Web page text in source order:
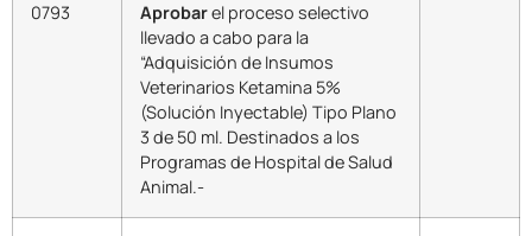
0793 Aprobarel proceso selectivo
llevado a cabo para la
“Adquisición de Insumos
Veterinarios Ketamina 5%
(Solución Inyectable) Tipo Plano
3 de 50 ml. Destinados a los
Programas de Hospital de Salud
Animal.-